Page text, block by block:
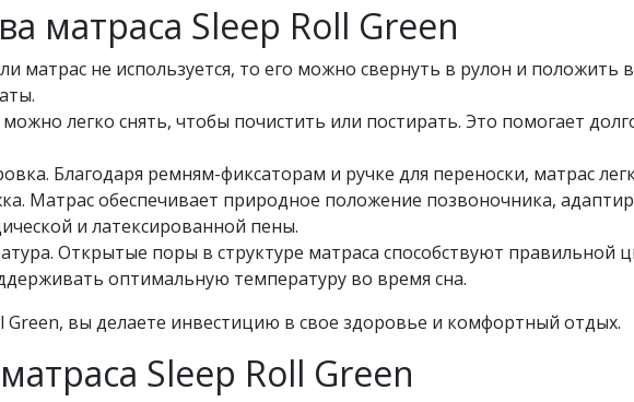
матраса Sleep Roll Green
матрас не используется, то его можно свернуть в рулон и
легко снять, чтобы почистить или постирать. Это помогает
Благодаря ремням-фиксаторам и ручке для переноски, матрас
Матрас обеспечивает природное положение позвоночника,
и латексированной пены.
Открытые поры в структуре матраса способствуют правильной
оптимальную температуру во время сна.
Green, вы делаете инвестицию в свое здоровье и комфортный отдых.
Sleep Roll Green